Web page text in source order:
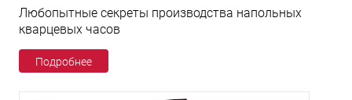
Любопытные секреты производства напольных
кварцевых часов
Подробнее